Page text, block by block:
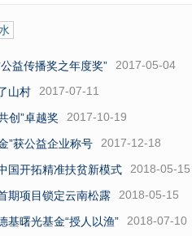
益传播奖之年度奖” 2017-05-04
山村 2017-07-11
创”卓越奖 2017-10-19
”获公益企业称号 2017-12-18
国开拓精准扶贫新模式 2018-05-15
期项目锁定云南松露 2018-05-15
曙光基金“授人以渔” 2018-07-10